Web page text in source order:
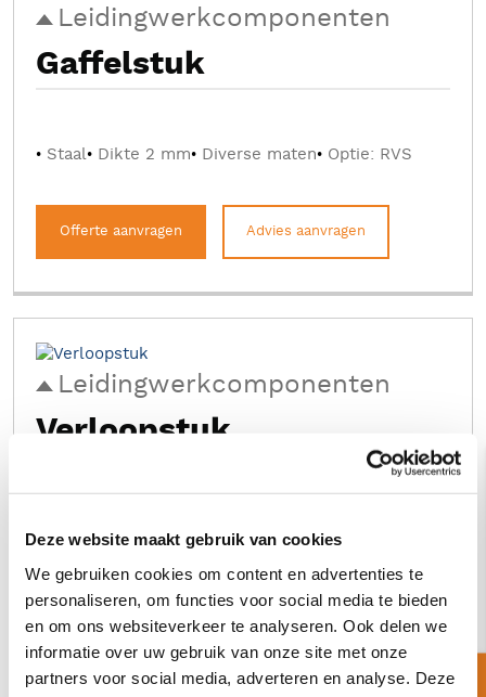
Deze website maakt gebruik van cookies
We gebruiken cookies om content en advertenties te
personaliseren, om functies voor social media te bieden
en om ons websiteverkeer te analyseren. Ook delen we
informatie over uw gebruik van onze site met onze
partners voor social media, adverteren en analyse. Deze
Leidingwerkcomponenten
Gaffelstuk
Staal Dikte 2 mm Diverse maten Optie: RVS
Offerte aanvragen Advies aanvragen
Leidingwerkcomponenten
Verloopstuk
Offerte aanvragen Advies aanvragen